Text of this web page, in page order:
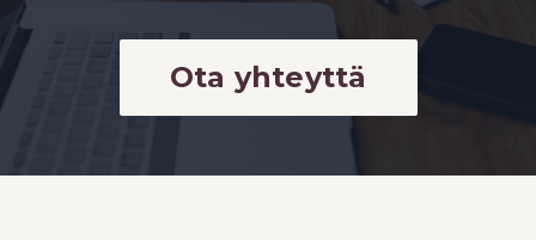
Ota yhteyttä